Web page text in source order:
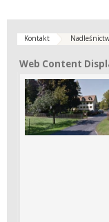
Kontakt
Web Content
Web Content